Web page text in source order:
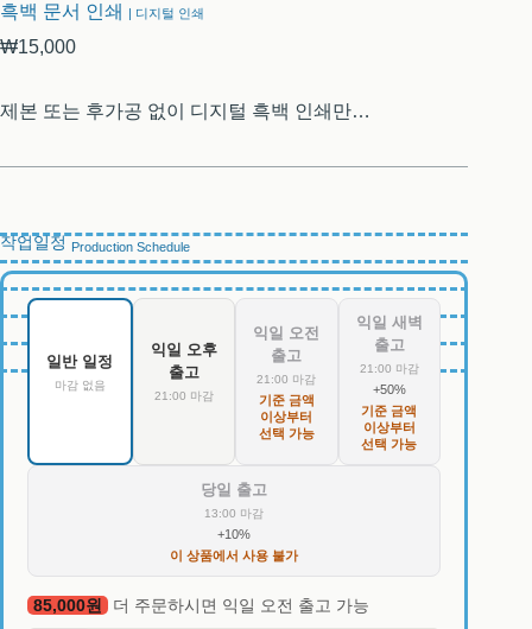
흑백 문서 인쇄 | 디지털 인쇄
₩15,000
제본 또는 후가공 없이 디지털 흑백 인쇄만…
작업일정Production Schedule
일반 일정
마감 없음
익일 오후
출고
21:00 마감
익일 오전
출고
21:00 마감
기준 금액
이상부터
선택 가능
익일 새벽
출고
21:00 마감
+50%
기준 금액
이상부터
선택 가능
당일 출고
13:00 마감
+10%
이 상품에서 사용 불가
85,000원 더 주문하시면 익일 오전 출고 가능